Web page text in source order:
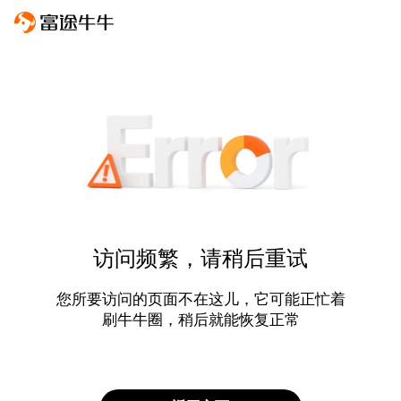
访问频繁，请稍后重试
您所要访问的页面不在这儿，它可能正忙着
刷牛牛圈，稍后就能恢复正常